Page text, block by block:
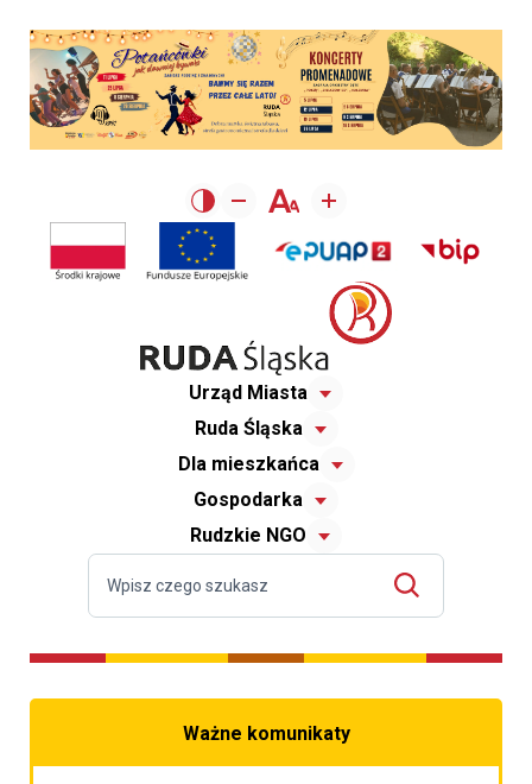
Urząd Miasta
Ruda Śląska
Dla mieszkańca
Gospodarka
Rudzkie NGO
Ważne komunikaty